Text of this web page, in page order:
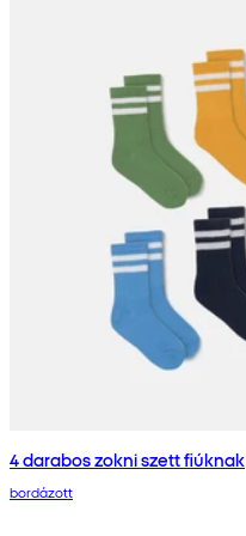
4 darabos zokni szett fiúknak
bordázott